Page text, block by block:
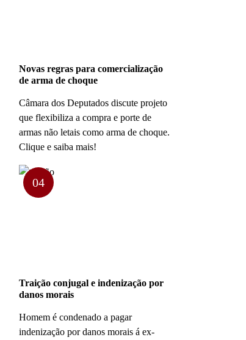
Novas regras para comercialização
de arma de choque
Câmara dos Deputados discute projeto
que flexibiliza a compra e porte de
armas não letais como arma de choque.
Clique e saiba mais!
04
Traição conjugal e indenização por
danos morais
Homem é condenado a pagar
indenização por danos morais á ex-